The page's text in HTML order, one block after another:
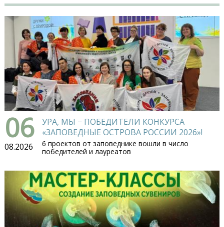
06
08.2026
УРА, МЫ − ПОБЕДИТЕЛИ КОНКУРСА
«ЗАПОВЕДНЫЕ ОСТРОВА РОССИИ 2026»!
6 проектов от заповеднике вошли в число
победителей и лауреатов